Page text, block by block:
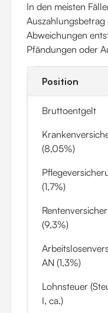
In den meisten
Abweichungen
Pfändungen oder
Position
Bruttoentgelt
(8,05%)
(1,7%)
(9,3%)
AN (1,3%)
Lohnsteuer
I, ca.)